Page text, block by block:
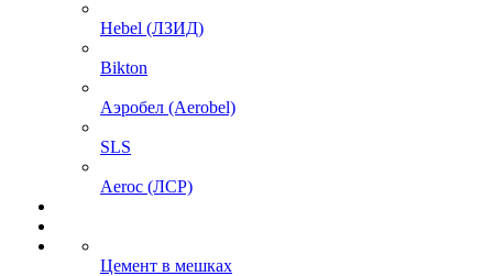
Hebel (ЛЗИД)
Bikton
Аэробел (Aerobel)
SLS
Aeroc (ЛСР)
Цемент в мешках